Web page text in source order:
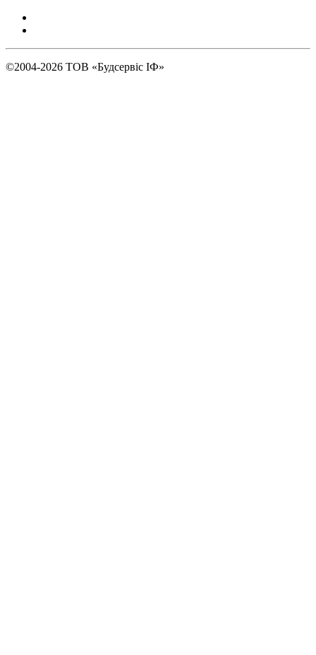
©2004-2026 ТОВ «Будсервіс ІФ»